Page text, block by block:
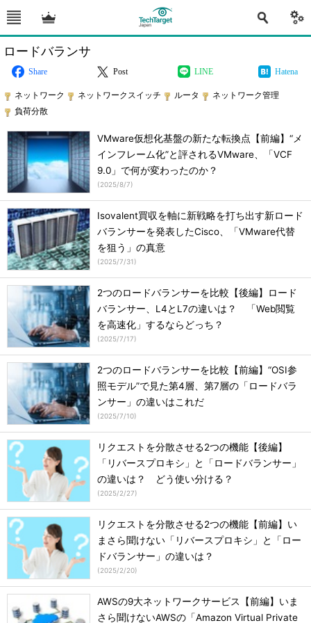
ロードバランサ
Share Post LINE Hatena
ネットワーク ネットワークスイッチ ルータ
ネットワーク管理
負荷分散
VMware仮想化基盤の新たな転換点【前編】“メ
インフレーム化”と評されるVMware、「VCF
9.0」で何が変わったのか？
(2025/8/7)
Isovalent買収を軸に新戦略を打ち出す新ロード
バランサーを発表したCisco、「VMware代替
を狙う」の真意
(2025/7/31)
2つのロードバランサーを比較【後編】ロード
バランサー、L4とL7の違いは？ 「Web閲覧
を高速化」するならどっち？
(2025/7/17)
2つのロードバランサーを比較【前編】“OSI参
照モデル”で見た第4層、第7層の「ロードバラ
ンサー」の違いはこれだ
(2025/7/10)
リクエストを分散させる2つの機能【後編】
「リバースプロキシ」と「ロードバランサー」
の違いは？ どう使い分ける？
(2025/2/27)
リクエストを分散させる2つの機能【前編】い
まさら聞けない「リバースプロキシ」と「ロー
ドバランサー」の違いは？
(2025/2/20)
AWSの9大ネットワークサービス【前編】いま
さら聞けないAWSの「Amazon Virtual Private